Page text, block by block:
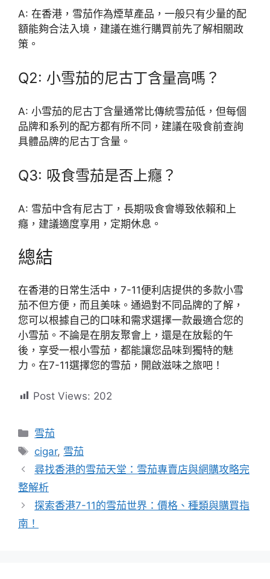
A: 在香港，雪茄作為煙草產品，一般只有少量的配
額能夠合法入境，建議在進行購買前先了解相關政
策。
Q2: 小雪茄的尼古丁含量高嗎？
A: 小雪茄的尼古丁含量通常比傳統雪茄低，但每個
品牌和系列的配方都有所不同，建議在吸食前查詢
具體品牌的尼古丁含量。
Q3: 吸食雪茄是否上癮？
A: 雪茄中含有尼古丁，長期吸食會導致依賴和上
癮，建議適度享用，定期休息。
總結
在香港的日常生活中，7-11便利店提供的多款小雪
茄不但方便，而且美味。通過對不同品牌的了解，
您可以根據自己的口味和需求選擇一款最適合您的
小雪茄。不論是在朋友聚會上，還是在放鬆的午
後，享受一根小雪茄，都能讓您品味到獨特的魅
力。在7-11選擇您的雪茄，開啟滋味之旅吧！
Post Views: 202
分
類
雪茄
標
籤
cigar, 雪茄
尋找香港的雪茄天堂：雪茄專賣店與網購攻略完
整解析
探索香港7-11的雪茄世界：價格、種類與購買指
南！